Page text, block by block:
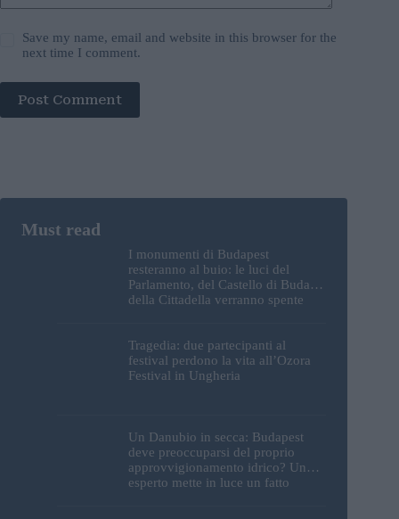
Save my name, email and website in this browser for the
next time I comment.
Post Comment
I monumenti di Budapest
resteranno al buio: le luci del
Parlamento, del Castello di Buda e
della Cittadella verranno spente
Tragedia: due partecipanti al
festival perdono la vita all’Ozora
Festival in Ungheria
Un Danubio in secca: Budapest
deve preoccuparsi del proprio
approvvigionamento idrico? Un
esperto mette in luce un fatto